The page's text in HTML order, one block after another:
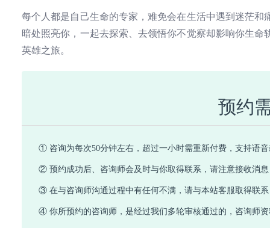
每个人都是自己生命的专家，难免会在生活中遇到迷茫
暗处照亮你，一起去探索、去领悟你不觉察却影响你生
英雄之旅。
预约
① 咨询为每次50分钟左右，超过一小时需重新付费，支持语
② 预约成功后、咨询师会及时与你取得联系，请注意接收消
③ 在与咨询师沟通过程中有任何不满，请与本站客服取得联
④ 你所预约的咨询师，是经过我们多轮审核通过的，咨询师资